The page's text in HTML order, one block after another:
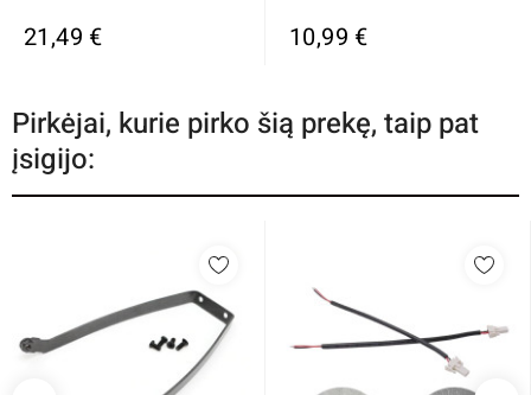
21,49 € 10,99 €
Pirkėjai, kurie pirko šią prekę, taip pat
įsigijo: